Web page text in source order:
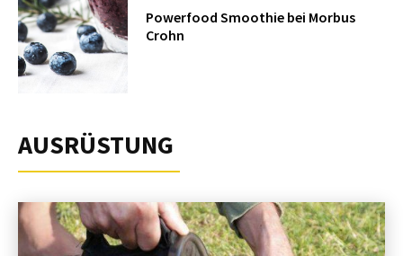
Powerfood Smoothie bei Morbus
Crohn
AUSRÜSTUNG